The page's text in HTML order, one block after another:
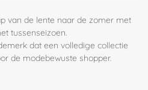
van de lente naar de zomer met
tussenseizoen.
dat een volledige collectie
de modebewuste shopper.